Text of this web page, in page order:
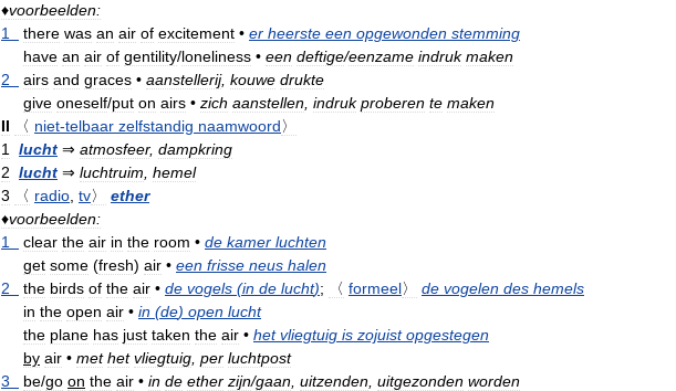
♦voorbeelden:
1
there was an air of excitement • er heerste een opgewonden stemming
have an air of gentility/loneliness • een deftige/eenzame indruk maken
2
airs and graces • aanstellerij, kouwe drukte
give oneself/put on airs • zich aanstellen indruk proberen te maken
II
〈 niet-telbaar zelfstandig naamwoord〉
1
lucht ⇒ atmosfeer, dampkring
2 lucht ⇒ luchtruim hemel
3
〈 radio tv〉
ether
♦voorbeelden:
1
clear the air in the room • de kamer luchten
get some (fresh) air • een frisse neus halen
2
the birds of the air • de vogels (in de lucht); 〈 formeel〉 de vogelen des hemels
in the open air • in (de) open lucht
the plane has just taken the air • het vliegtuig is zojuist opgestegen
by air • met het vliegtuig per luchtpost
3
be/go on the air • in de ether zijn/gaan uitzenden uitgezonden worden